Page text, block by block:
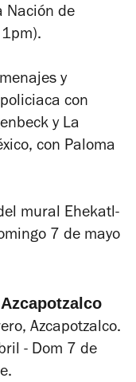
Nación de
y
con
y La
con Paloma
mural Ehekatl-
7 de mayo
Azcapotzalco.
- Dom 7 de